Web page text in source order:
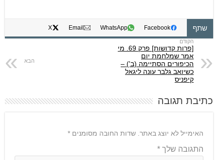
שתף Facebook
WhatsApp
Email
X
[פרות קדושות] פרק 69. מי
אמר שמלחמת יום
הכיפורים הסתיימה (ב') –
כשיואב גלבר עונה ליגאל
קיפניס
כתיבת תגובה
האימייל לא יוצג באתר. שדות החובה מסומנים *
התגובה שלך *